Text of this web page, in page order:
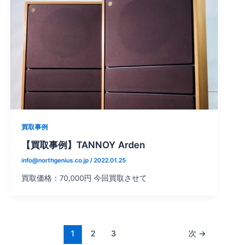
買取事例
【買取事例】TANNOY Arden
info@northgenius.co.jp /2022.01.25
買取価格：70,000円 今回買取させて
1 2 3 次 →